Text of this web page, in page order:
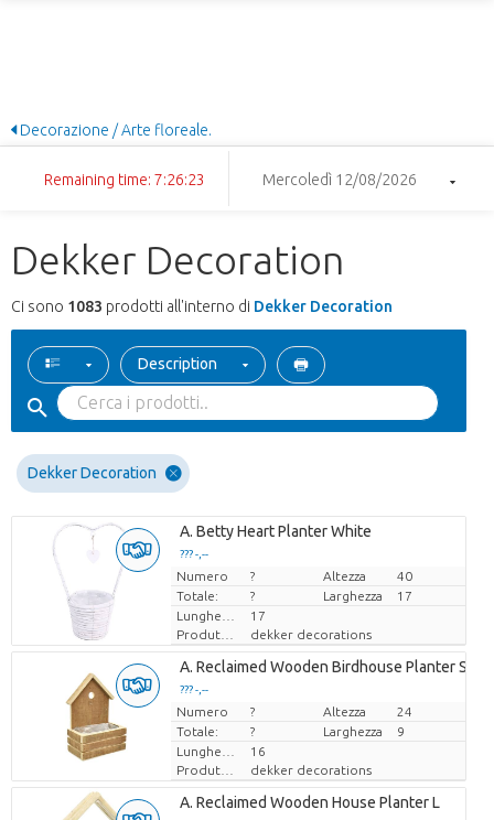
Decorazione / Arte floreale.
Remaining time: 7:26:22 Mercoledì 12/08/2026
Dekker Decoration
Ci sono 1083 prodotti all'interno di Dekker Decoration
Description
Dekker Decoration
A. Betty Heart Planter White
??? -,--
Prezzo x uno
Numero ? Altezza
40
Totale:
? Larghezza
17
17
Produttore
dekker decorations
A. Reclaimed Wooden Birdhouse Planter S
??? -,--
Prezzo x uno
Numero ? Altezza
24
Totale:
? Larghezza
9
16
Produttore
dekker decorations
A. Reclaimed Wooden House Planter L